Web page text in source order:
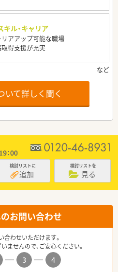
キル・キャリア
リアアップ可能な職場
得支援が充実
いて詳しく聞く
検討リストに
追加
検討リストを
見る
お問い合わせ
わせいただけます。
ませんので、ご安心ください。
3
4